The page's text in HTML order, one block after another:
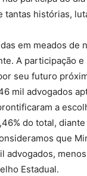
tantas histórias,
em meados de
A participação
seu futuro
mil advogados
a
do total,
que
advogados,
Estadual.